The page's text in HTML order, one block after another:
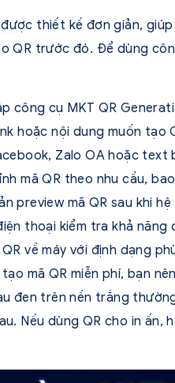
được thiết kế đơn giản,
QR trước đó. Để dùng
công cụ MKT QR
hoặc nội dung muốn tạo
Zalo OA hoặc text
mã QR theo nhu cầu,
preview mã QR sau khi
thoại kiểm tra khả
QR về máy với định dạng
mã QR miễn phí, bạn
đen trên nền trắng
Nếu dùng QR cho in